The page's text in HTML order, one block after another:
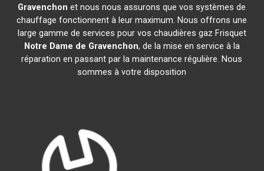
Gravenchon et nous nous assurons que vos systèmes de
chauffage fonctionnent à leur maximum. Nous offrons une
large gamme de services pour vos chaudières gaz Frisquet
Notre Dame de Gravenchon, de la mise en service à la
réparation en passant par la maintenance régulière. Nous
sommes à votre disposition